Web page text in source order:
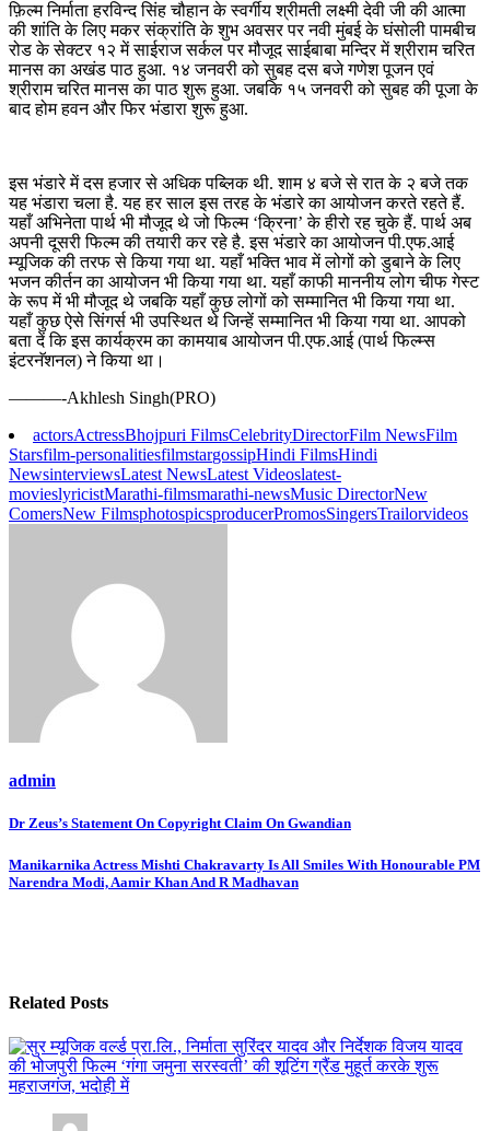
फ़िल्म निर्माता हरविन्द सिंह चौहान के स्वर्गीय श्रीमती लक्ष्मी देवी जी की आत्मा
की शांति के लिए मकर संक्रांति के शुभ अवसर पर नवी मुंबई के घंसोली पामबीच
रोड के सेक्टर १२ में साईराज सर्कल पर मौजूद साईबाबा मन्दिर में श्रीराम चरित
मानस का अखंड पाठ हुआ. १४ जनवरी को सुबह दस बजे गणेश पूजन एवं
श्रीराम चरित मानस का पाठ शुरू हुआ. जबकि १५ जनवरी को सुबह की पूजा के
बाद होम हवन और फिर भंडारा शुरू हुआ.
इस भंडारे में दस हजार से अधिक पब्लिक थी. शाम ४ बजे से रात के २ बजे तक
यह भंडारा चला है. यह हर साल इस तरह के भंडारे का आयोजन करते रहते हैं.
यहाँ अभिनेता पार्थ भी मौजूद थे जो फिल्म ‘क्रिना’ के हीरो रह चुके हैं. पार्थ अब
अपनी दूसरी फिल्म की तयारी कर रहे है. इस भंडारे का आयोजन पी.एफ.आई
म्यूजिक की तरफ से किया गया था. यहाँ भक्ति भाव में लोगों को डुबाने के लिए
भजन कीर्तन का आयोजन भी किया गया था. यहाँ काफी माननीय लोग चीफ गेस्ट
के रूप में भी मौजूद थे जबकि यहाँ कुछ लोगों को सम्मानित भी किया गया था.
यहाँ कुछ ऐसे सिंगर्स भी उपस्थित थे जिन्हें सम्मानित भी किया गया था. आपको
बता दें कि इस कार्यक्रम का कामयाब आयोजन पी.एफ.आई (पार्थ फिल्म्स
इंटरनॅशनल) ने किया था।
———-Akhlesh Singh(PRO)
actorsActressBhojpuri FilmsCelebrityDirectorFilm NewsFilm
Starsfilm-personalitiesfilmstargossipHindi FilmsHindi
NewsinterviewsLatest NewsLatest Videoslatest-
movieslyricistMarathi-filmsmarathi-newsMusic DirectorNew
ComersNew FilmsphotospicsproducerPromosSingersTrailorvideos
admin
Post
navigation
Dr Zeus’s Statement On Copyright Claim On Gwandian
Manikarnika Actress Mishti Chakravarty Is All Smiles With Honourable PM
Narendra Modi, Aamir Khan And R Madhavan
Related Posts